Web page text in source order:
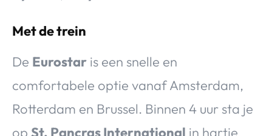
Met de trein
De Eurostar is een snelle en
comfortabele optie vanaf Amsterdam,
Rotterdam en Brussel. Binnen 4 uur sta je
op St. Pancras International in hartje